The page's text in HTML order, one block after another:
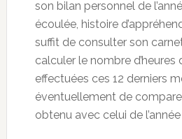
son bilan personnel de
écoulée, histoire
suffit de consulter son
calculer le nombre
effectuées ces 12 derniers
éventuellement de
obtenu avec celui de l’année